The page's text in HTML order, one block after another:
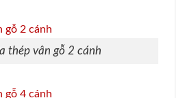
thép vân gỗ 2 cánh